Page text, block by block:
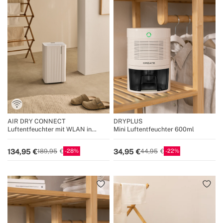
AIR DRY CONNECT
Luftentfeuchter mit WLAN in
134,95 189,95 28
DRYPLUS
Mini Luftentfeuchter 600ml
34,95 44,95 22